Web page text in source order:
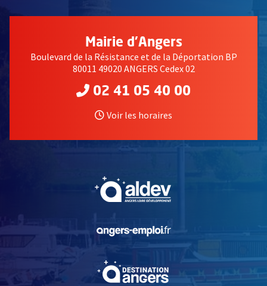
Mairie d'Angers
Boulevard de la Résistance et de la Déportation BP
80011 49020 ANGERS Cedex 02
02 41 05 40 00
Voir les horaires
, Ouvre une nouvelle